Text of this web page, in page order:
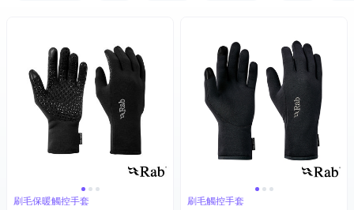
刷毛保暖觸控手套 刷毛觸控手套